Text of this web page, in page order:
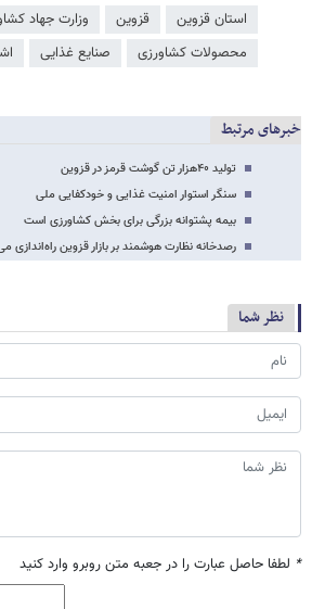
استان قزوین قزوین وزارت جهاد
محصولات کشاورزی
صنایع غذایی
خبرهای مرتبط
تولید ۴۰هزار تن گوشت قرمز در قزوین
سنگر استوار امنیت غذایی و خودکفایی ملی
بیمه پشتوانه بزرگی برای بخش کشاورزی است
رصدخانه نظارت هوشمند بر بازار قزوین راه‌اندازی
نظر شما
* لطفا حاصل عبارت را در جعبه متن روبرو وارد کنید